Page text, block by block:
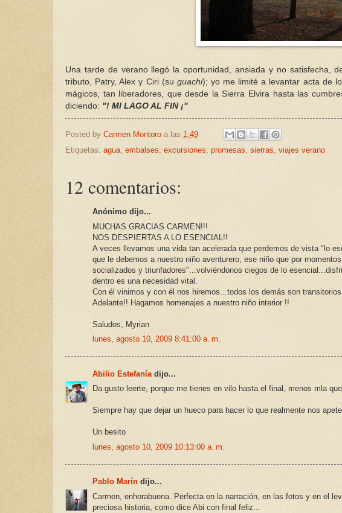
Una tarde de verano llegó la oportunidad, ansiada y no satisfecha,
tributo, Patry, Alex y Ciri (su guachi); yo me limité a levantar acta de
mágicos, tan liberadores, que desde la Sierra Elvira hasta las
diciendo: "! MI LAGO AL FIN ¡"
Posted by Carmen Montoro a las 1:49
Etiquetas: agua, embalses, excursiones, promesas, sierras, viajes verano
12 comentarios:
Anónimo dijo...
MUCHAS GRACIAS CARMEN!!!
NOS DESPIERTAS A LO ESENCIAL!!
A veces llevamos una vida tan acelerada que perdemos de vista "lo
que le debemos a nuestro niño aventurero, ese niño que por
socializados y triunfadores"...volviéndonos ciegos de lo
dentro es una necesidad vital.
Con él vinimos y con él nos hiremos...todos los demás son transitorios.
Adelante!! Hagamos homenajes a nuestro niño interior !!
Saludos, Myrian
lunes, agosto 10, 2009 8:41:00 a. m.
Abilio Estefanía dijo...
Da gusto leerte, porque me tienes en vilo hasta el final, menos mla
Siempre hay que dejar un hueco para hacer lo que realmente nos
Un besito
lunes, agosto 10, 2009 10:13:00 a. m.
Pablo Marín dijo...
Carmen, enhorabuena. Perfecta en la narración, en las fotos y en el
preciosa historia, como dice Abi con final feliz...